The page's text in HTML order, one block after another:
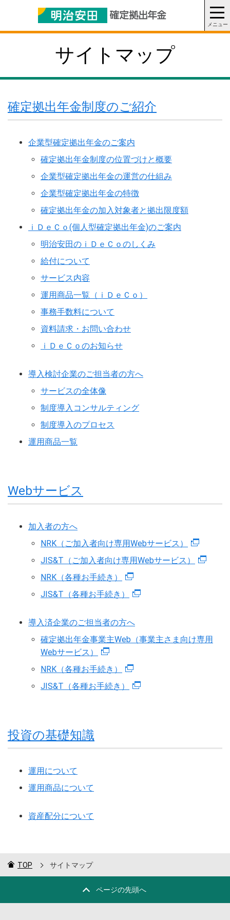
サイトマップ
確定拠出年金制度のご紹介
企業型確定拠出年金のご案内
確定拠出年金制度の位置づけと概要
企業型確定拠出年金の運営の仕組み
企業型確定拠出年金の特徴
確定拠出年金の加入対象者と拠出限度額
ｉＤｅＣｏ(個人型確定拠出年金)のご案内
明治安田のｉＤｅＣｏのしくみ
給付について
サービス内容
運用商品一覧（ｉＤｅＣｏ）
事務手数料について
資料請求・お問い合わせ
ｉＤｅＣｏのお知らせ
導入検討企業のご担当者の方へ
サービスの全体像
制度導入コンサルティング
制度導入のプロセス
運用商品一覧
Webサービス
加入者の方へ
NRK（ご加入者向け専用Webサービス）
JIS&T（ご加入者向け専用Webサービス）
NRK（各種お手続き）
JIS&T（各種お手続き）
導入済企業のご担当者の方へ
確定拠出年金事業主Web（事業主さま向け専用
Webサービス）
NRK（各種お手続き）
JIS&T（各種お手続き）
投資の基礎知識
運用について
運用商品について
資産配分について
TOP サイトマップ
ページの先頭へ